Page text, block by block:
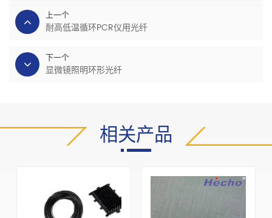
上一个
耐高低温循环PCR仪用光纤
下一个
显微镜照明环形光纤
相关产品